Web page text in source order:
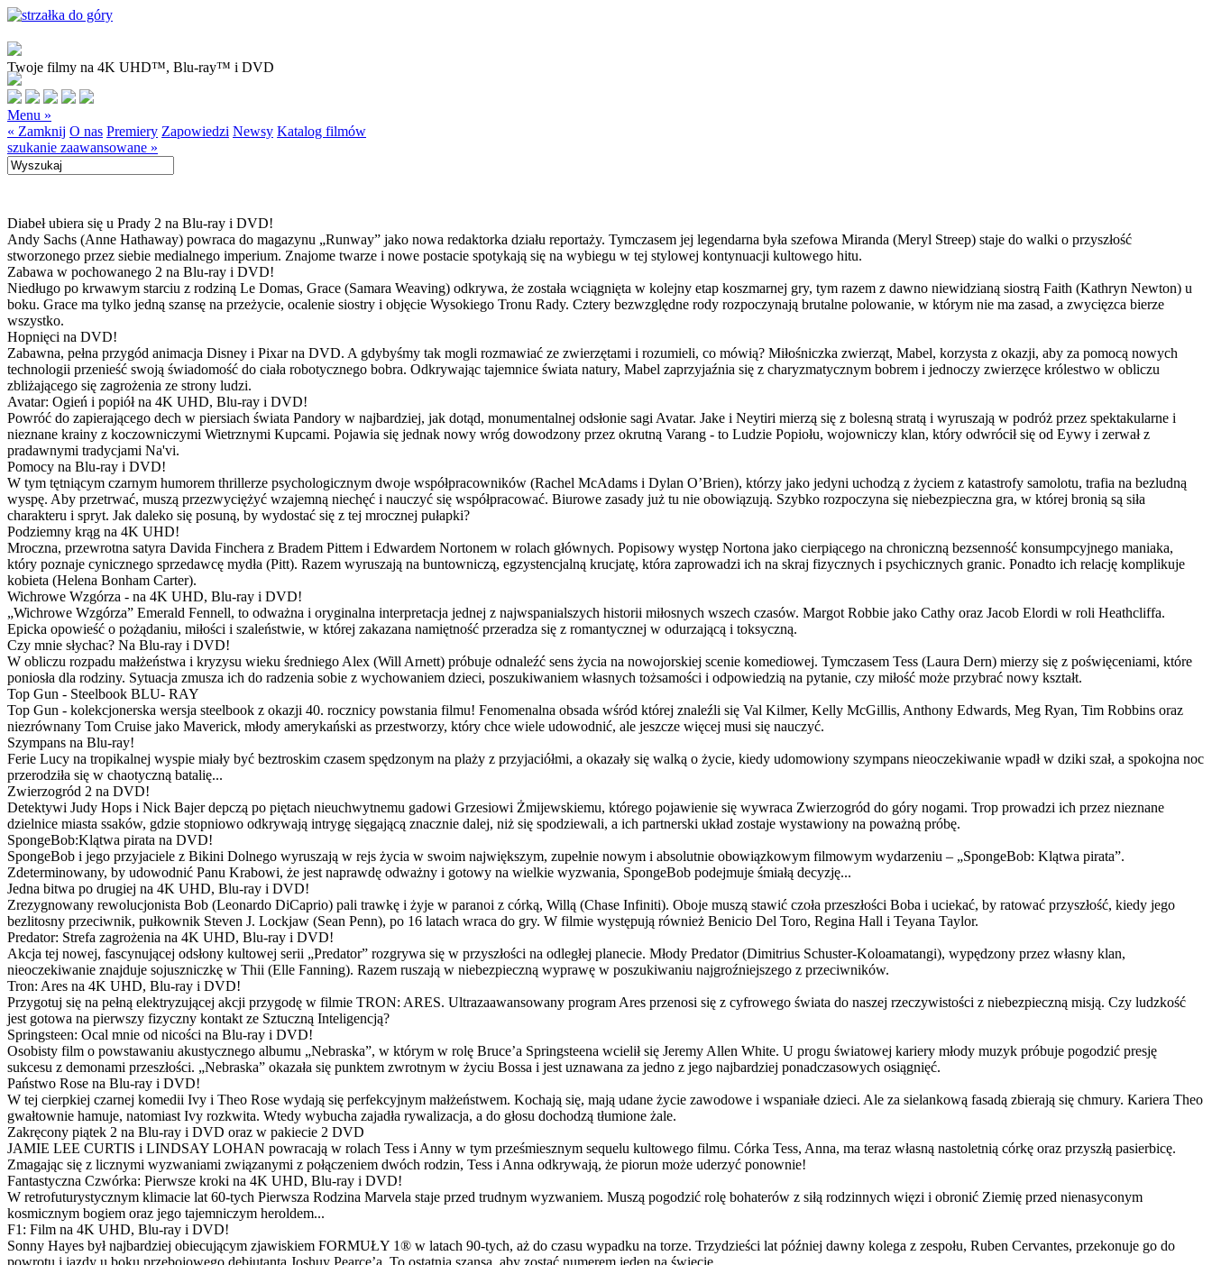
Twoje filmy na 4K UHD™, Blu-ray™ i DVD
Menu »
« Zamknij O nas Premiery Zapowiedzi Newsy Katalog filmów
szukanie zaawansowane »
Diabeł ubiera się u Prady 2 na Blu-ray i DVD!
Andy Sachs (Anne Hathaway) powraca do magazynu „Runway” jako nowa redaktorka działu reportaży. Tymczasem jej legendarna była szefowa Miranda (Meryl Streep) staje do walki o przyszłość
stworzonego przez siebie medialnego imperium. Znajome twarze i nowe postacie spotykają się na wybiegu w tej stylowej kontynuacji kultowego hitu.
Zabawa w pochowanego 2 na Blu-ray i DVD!
Niedługo po krwawym starciu z rodziną Le Domas, Grace (Samara Weaving) odkrywa, że została wciągnięta w kolejny etap koszmarnej gry, tym razem z dawno niewidzianą siostrą Faith (Kathryn Newton) u
boku. Grace ma tylko jedną szansę na przeżycie, ocalenie siostry i objęcie Wysokiego Tronu Rady. Cztery bezwzględne rody rozpoczynają brutalne polowanie, w którym nie ma zasad, a zwycięzca bierze
wszystko.
Hopnięci na DVD!
Zabawna, pełna przygód animacja Disney i Pixar na DVD. A gdybyśmy tak mogli rozmawiać ze zwierzętami i rozumieli, co mówią? Miłośniczka zwierząt, Mabel, korzysta z okazji, aby za pomocą nowych
technologii przenieść swoją świadomość do ciała robotycznego bobra. Odkrywając tajemnice świata natury, Mabel zaprzyjaźnia się z charyzmatycznym bobrem i jednoczy zwierzęce królestwo w obliczu
zbliżającego się zagrożenia ze strony ludzi.
Avatar: Ogień i popiół na 4K UHD, Blu-ray i DVD!
Powróć do zapierającego dech w piersiach świata Pandory w najbardziej, jak dotąd, monumentalnej odsłonie sagi Avatar. Jake i Neytiri mierzą się z bolesną stratą i wyruszają w podróż przez spektakularne i
nieznane krainy z koczowniczymi Wietrznymi Kupcami. Pojawia się jednak nowy wróg dowodzony przez okrutną Varang - to Ludzie Popiołu, wojowniczy klan, który odwrócił się od Eywy i zerwał z
pradawnymi tradycjami Na'vi.
Pomocy na Blu-ray i DVD!
W tym tętniącym czarnym humorem thrillerze psychologicznym dwoje współpracowników (Rachel McAdams i Dylan O’Brien), którzy jako jedyni uchodzą z życiem z katastrofy samolotu, trafia na bezludną
wyspę. Aby przetrwać, muszą przezwyciężyć wzajemną niechęć i nauczyć się współpracować. Biurowe zasady już tu nie obowiązują. Szybko rozpoczyna się niebezpieczna gra, w której bronią są siła
charakteru i spryt. Jak daleko się posuną, by wydostać się z tej mrocznej pułapki?
Podziemny krąg na 4K UHD!
Mroczna, przewrotna satyra Davida Finchera z Bradem Pittem i Edwardem Nortonem w rolach głównych. Popisowy występ Nortona jako cierpiącego na chroniczną bezsenność konsumpcyjnego maniaka,
który poznaje cynicznego sprzedawcę mydła (Pitt). Razem wyruszają na buntowniczą, egzystencjalną krucjatę, która zaprowadzi ich na skraj fizycznych i psychicznych granic. Ponadto ich relację komplikuje
kobieta (Helena Bonham Carter).
Wichrowe Wzgórza - na 4K UHD, Blu-ray i DVD!
„Wichrowe Wzgórza” Emerald Fennell, to odważna i oryginalna interpretacja jednej z najwspanialszych historii miłosnych wszech czasów. Margot Robbie jako Cathy oraz Jacob Elordi w roli Heathcliffa.
Epicka opowieść o pożądaniu, miłości i szaleństwie, w której zakazana namiętność przeradza się z romantycznej w odurzającą i toksyczną.
Czy mnie słychac? Na Blu-ray i DVD!
W obliczu rozpadu małżeństwa i kryzysu wieku średniego Alex (Will Arnett) próbuje odnaleźć sens życia na nowojorskiej scenie komediowej. Tymczasem Tess (Laura Dern) mierzy się z poświęceniami, które
poniosła dla rodziny. Sytuacja zmusza ich do radzenia sobie z wychowaniem dzieci, poszukiwaniem własnych tożsamości i odpowiedzią na pytanie, czy miłość może przybrać nowy kształt.
Top Gun - Steelbook BLU- RAY
Top Gun - kolekcjonerska wersja steelbook z okazji 40. rocznicy powstania filmu! Fenomenalna obsada wśród której znaleźli się Val Kilmer, Kelly McGillis, Anthony Edwards, Meg Ryan, Tim Robbins oraz
niezrównany Tom Cruise jako Maverick, młody amerykański as przestworzy, który chce wiele udowodnić, ale jeszcze więcej musi się nauczyć.
Szympans na Blu-ray!
Ferie Lucy na tropikalnej wyspie miały być beztroskim czasem spędzonym na plaży z przyjaciółmi, a okazały się walką o życie, kiedy udomowiony szympans nieoczekiwanie wpadł w dziki szał, a spokojna noc
przerodziła się w chaotyczną batalię...
Zwierzogród 2 na DVD!
Detektywi Judy Hops i Nick Bajer depczą po piętach nieuchwytnemu gadowi Grzesiowi Żmijewskiemu, którego pojawienie się wywraca Zwierzogród do góry nogami. Trop prowadzi ich przez nieznane
dzielnice miasta ssaków, gdzie stopniowo odkrywają intrygę sięgającą znacznie dalej, niż się spodziewali, a ich partnerski układ zostaje wystawiony na poważną próbę.
SpongeBob:Klątwa pirata na DVD!
SpongeBob i jego przyjaciele z Bikini Dolnego wyruszają w rejs życia w swoim największym, zupełnie nowym i absolutnie obowiązkowym filmowym wydarzeniu – „SpongeBob: Klątwa pirata”.
Zdeterminowany, by udowodnić Panu Krabowi, że jest naprawdę odważny i gotowy na wielkie wyzwania, SpongeBob podejmuje śmiałą decyzję...
Jedna bitwa po drugiej na 4K UHD, Blu-ray i DVD!
Zrezygnowany rewolucjonista Bob (Leonardo DiCaprio) pali trawkę i żyje w paranoi z córką, Willą (Chase Infiniti). Oboje muszą stawić czoła przeszłości Boba i uciekać, by ratować przyszłość, kiedy jego
bezlitosny przeciwnik, pułkownik Steven J. Lockjaw (Sean Penn), po 16 latach wraca do gry. W filmie występują również Benicio Del Toro, Regina Hall i Teyana Taylor.
Predator: Strefa zagrożenia na 4K UHD, Blu-ray i DVD!
Akcja tej nowej, fascynującej odsłony kultowej serii „Predator” rozgrywa się w przyszłości na odległej planecie. Młody Predator (Dimitrius Schuster-Koloamatangi), wypędzony przez własny klan,
nieoczekiwanie znajduje sojuszniczkę w Thii (Elle Fanning). Razem ruszają w niebezpieczną wyprawę w poszukiwaniu najgroźniejszego z przeciwników.
Tron: Ares na 4K UHD, Blu-ray i DVD!
Przygotuj się na pełną elektryzującej akcji przygodę w filmie TRON: ARES. Ultrazaawansowany program Ares przenosi się z cyfrowego świata do naszej rzeczywistości z niebezpieczną misją. Czy ludzkość
jest gotowa na pierwszy fizyczny kontakt ze Sztuczną Inteligencją?
Springsteen: Ocal mnie od nicości na Blu-ray i DVD!
Osobisty film o powstawaniu akustycznego albumu „Nebraska”, w którym w rolę Bruce’a Springsteena wcielił się Jeremy Allen White. U progu światowej kariery młody muzyk próbuje pogodzić presję
sukcesu z demonami przeszłości. „Nebraska” okazała się punktem zwrotnym w życiu Bossa i jest uznawana za jedno z jego najbardziej ponadczasowych osiągnięć.
Państwo Rose na Blu-ray i DVD!
W tej cierpkiej czarnej komedii Ivy i Theo Rose wydają się perfekcyjnym małżeństwem. Kochają się, mają udane życie zawodowe i wspaniałe dzieci. Ale za sielankową fasadą zbierają się chmury. Kariera Theo
gwałtownie hamuje, natomiast Ivy rozkwita. Wtedy wybucha zajadła rywalizacja, a do głosu dochodzą tłumione żale.
Zakręcony piątek 2 na Blu-ray i DVD oraz w pakiecie 2 DVD
JAMIE LEE CURTIS i LINDSAY LOHAN powracają w rolach Tess i Anny w tym prześmiesznym sequelu kultowego filmu. Córka Tess, Anna, ma teraz własną nastoletnią córkę oraz przyszłą pasierbicę.
Zmagając się z licznymi wyzwaniami związanymi z połączeniem dwóch rodzin, Tess i Anna odkrywają, że piorun może uderzyć ponownie!
Fantastyczna Czwórka: Pierwsze kroki na 4K UHD, Blu-ray i DVD!
W retrofuturystycznym klimacie lat 60-tych Pierwsza Rodzina Marvela staje przed trudnym wyzwaniem. Muszą pogodzić rolę bohaterów z siłą rodzinnych więzi i obronić Ziemię przed nienasyconym
kosmicznym bogiem oraz jego tajemniczym heroldem...
F1: Film na 4K UHD, Blu-ray i DVD!
Sonny Hayes był najbardziej obiecującym zjawiskiem FORMUŁY 1® w latach 90-tych, aż do czasu wypadku na torze. Trzydzieści lat później dawny kolega z zespołu, Ruben Cervantes, przekonuje go do
powrotu i jazdy u boku przebojowego debiutanta Joshuy Pearce’a. To ostatnia szansa, aby zostać numerem jeden na świecie.